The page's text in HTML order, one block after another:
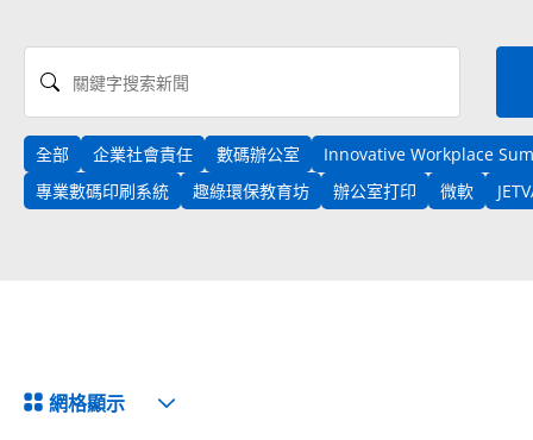
全部 企業社會責任 數碼辦公室
Innovative Workplace
專業數碼印刷系統
趣綠環保教育坊 辦公室打印 微軟
網格顯示